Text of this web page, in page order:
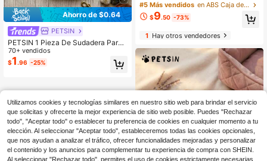
Ahorro de $0.64
PETSIN
PETSIN 1 Pieza De Sudadera Para
Mascotas Con Estampado De Letra
Linda Y Patas De Gato Sin Capuch
a, Blanco, Primavera, Verano, Otoñ
70+ vendidos
$1 .96 -25%
nde y cerrada, 4 en 1 con entrada s
uperior y cajón frontal extraíble con
bolsas de carbón para control de ol
s extra grande a prueba de salpicad
e limpiar, casa moderna para masco
tas
#5 Más vendidos en ABS Caja de arena para gatos
$9.50 -73%
1Hay otros vendedores
Utilizamos cookies y tecnologías similares en nuestro sitio web para brindar el servicio
que solicitas y ofrecerte la mejor experiencia de sitio web posible. Puedes "Rechazar
todo", "Aceptar todo" o establecer tu preferencia de cookies en cualquier momento a tu
elección. Al seleccionar "Aceptar todo", estableceremos todas las cookies opcionales,
que nos ayudan a analizar el tráfico, ofrecer funcionalidades mejoradas y personalizar
el contenido y los anuncios para complementar tu experiencia de compra con SHEIN.
Al seleccionar "Rechazar todo", permites el uso de cookies estrictamente necesarias